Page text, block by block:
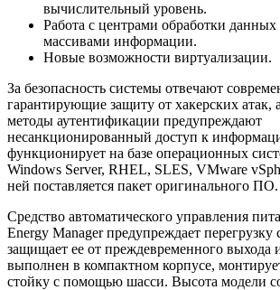
вычислительный уровень.
Работа с центрами обработки
массивами информации.
Новые возможности виртуализации.
За безопасность системы отвечают
гарантирующие защиту от хакерских атак,
методы аутентификации предупреждают
несанкционированный доступ к
функционирует на базе операционных
Windows Server, RHEL, SLES, VMware
ней поставляется пакет оригинального ПО.
Средство автоматического управления
Energy Manager предупреждает перегрузку
защищает ее от преждевременного выхода
выполнен в компактном корпусе,
стойку с помощью шасси. Высота модели